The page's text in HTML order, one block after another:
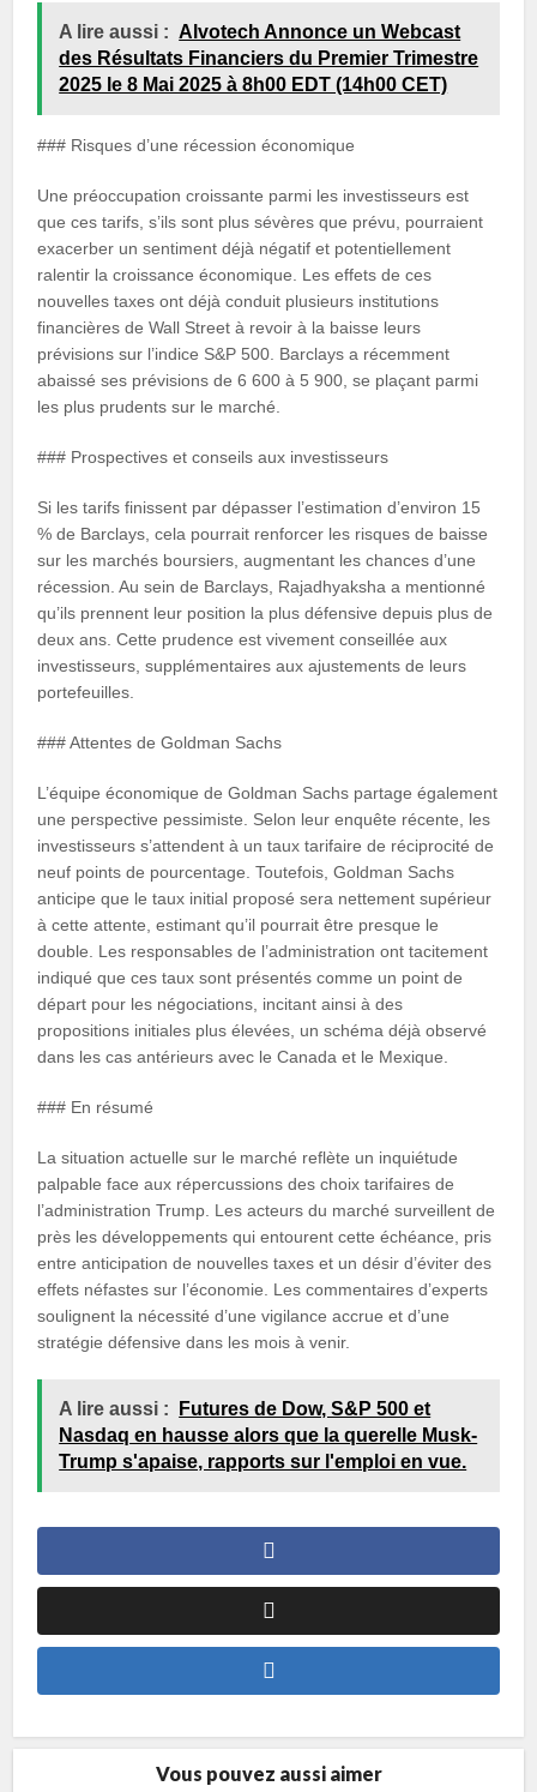
A lire aussi : Alvotech Annonce un Webcast
des Résultats Financiers du Premier Trimestre
2025 le 8 Mai 2025 à 8h00 EDT (14h00 CET)
### Risques d’une récession économique
Une préoccupation croissante parmi les investisseurs est
que ces tarifs, s’ils sont plus sévères que prévu, pourraient
exacerber un sentiment déjà négatif et potentiellement
ralentir la croissance économique. Les effets de ces
nouvelles taxes ont déjà conduit plusieurs institutions
financières de Wall Street à revoir à la baisse leurs
prévisions sur l’indice S&P 500. Barclays a récemment
abaissé ses prévisions de 6 600 à 5 900, se plaçant parmi
les plus prudents sur le marché.
### Prospectives et conseils aux investisseurs
Si les tarifs finissent par dépasser l’estimation d’environ 15
% de Barclays, cela pourrait renforcer les risques de baisse
sur les marchés boursiers, augmentant les chances d’une
récession. Au sein de Barclays, Rajadhyaksha a mentionné
qu’ils prennent leur position la plus défensive depuis plus de
deux ans. Cette prudence est vivement conseillée aux
investisseurs, supplémentaires aux ajustements de leurs
portefeuilles.
### Attentes de Goldman Sachs
L’équipe économique de Goldman Sachs partage également
une perspective pessimiste. Selon leur enquête récente, les
investisseurs s’attendent à un taux tarifaire de réciprocité de
neuf points de pourcentage. Toutefois, Goldman Sachs
anticipe que le taux initial proposé sera nettement supérieur
à cette attente, estimant qu’il pourrait être presque le
double. Les responsables de l’administration ont tacitement
indiqué que ces taux sont présentés comme un point de
départ pour les négociations, incitant ainsi à des
propositions initiales plus élevées, un schéma déjà observé
dans les cas antérieurs avec le Canada et le Mexique.
### En résumé
La situation actuelle sur le marché reflète un inquiétude
palpable face aux répercussions des choix tarifaires de
l’administration Trump. Les acteurs du marché surveillent de
près les développements qui entourent cette échéance, pris
entre anticipation de nouvelles taxes et un désir d’éviter des
effets néfastes sur l’économie. Les commentaires d’experts
soulignent la nécessité d’une vigilance accrue et d’une
stratégie défensive dans les mois à venir.
A lire aussi :
Futures de Dow, S&P 500 et
Nasdaq en hausse alors que la querelle Musk-
Trump s'apaise, rapports sur l'emploi en vue.
Vous pouvez aussi aimer